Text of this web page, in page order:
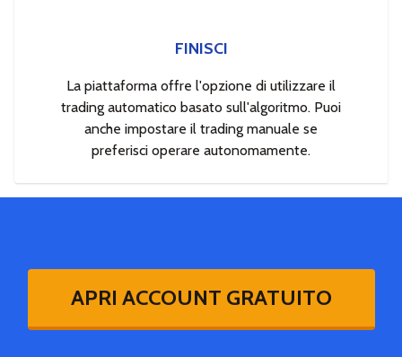
FINISCI
La piattaforma offre l'opzione di utilizzare il
trading automatico basato sull'algoritmo. Puoi
anche impostare il trading manuale se
preferisci operare autonomamente.
APRI ACCOUNT GRATUITO